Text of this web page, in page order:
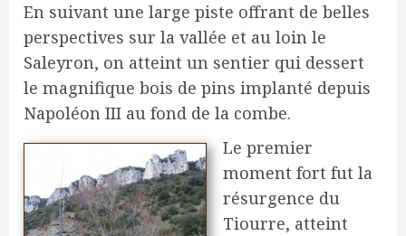
En suivant une large piste offrant de belles
perspectives sur la vallée et au loin le
Saleyron, on atteint un sentier qui dessert
le magnifique bois de pins implanté depuis
Napoléon III au fond de la combe.
Le premier
moment fort fut la
résurgence du
Tiourre, atteint